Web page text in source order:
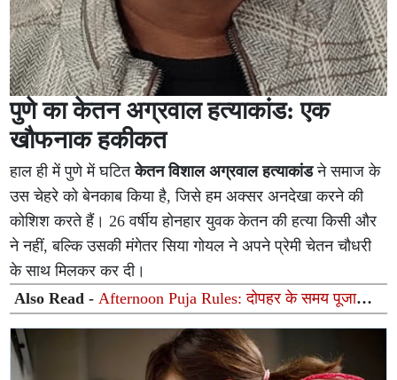
पुणे का केतन अग्रवाल हत्याकांड: एक
खौफनाक हकीकत
हाल ही में पुणे में घटितकेतन विशाल अग्रवाल हत्याकांडने समाज के
उस चेहरे को बेनकाब किया है, जिसे हम अक्सर अनदेखा करने की
कोशिश करते हैं। 26 वर्षीय होनहार युवक केतन की हत्या किसी और
ने नहीं, बल्कि उसकी मंगेतर सिया गोयल ने अपने प्रेमी चेतन चौधरी
के साथ मिलकर कर दी।
Also Read -Afternoon Puja Rules: दोपहर के समय पूजा
करना शुभ होता है या अशुभ? जानिए क्या कहते हैं शास्त्र